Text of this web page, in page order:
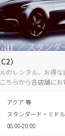
）
のレンタル、お得
ちらから各店舗にお
アクア 等
スタンダード・ミドル
08:00-20:00